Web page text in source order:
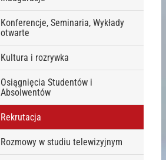
Konferencje, Seminaria, Wykłady
otwarte
Kultura i rozrywka
Osiągnięcia Studentów i
Absolwentów
Rekrutacja
Rozmowy w studiu telewizyjnym